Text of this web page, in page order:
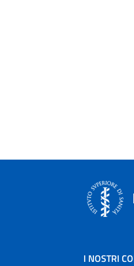
I NOSTRI